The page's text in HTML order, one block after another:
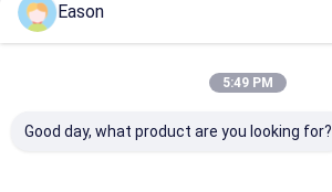
Danh Mục Của Chúng Tôi
Eason
5:49 PM
Good day, what product are you looking for?